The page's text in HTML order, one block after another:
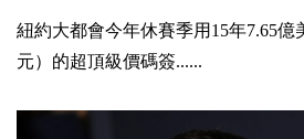
紐約大都會今年休賽季用15年7.65億
元）的超頂級價碼簽......